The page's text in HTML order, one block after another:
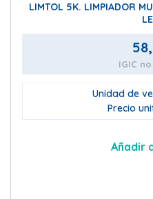
LIMTOL 5K. LIMPIADOR MULTIUSOS HIGIENIZANTE SIN
IGIC
Unidad de
Precio
Añadir